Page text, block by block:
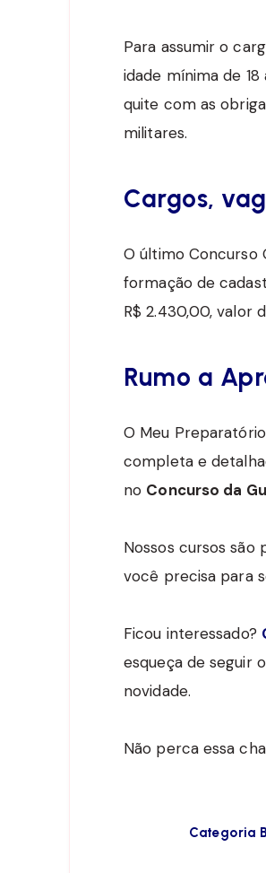
Para assumir o
idade mínima de
quite com as
militares.
Cargos,
O último Concurso
formação de
R$ 2.430,00, valor
Rumo a
O Meu
completa e
no Concurso da
Nossos cursos
você precisa para
Ficou interessado?
esqueça de seguir
novidade.
Não perca essa
Categoria